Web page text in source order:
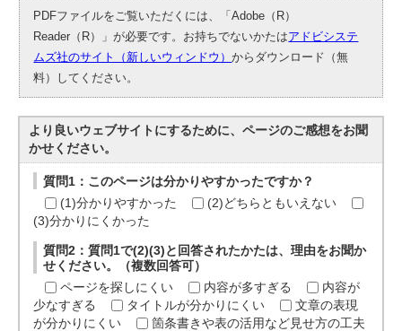
PDFファイルをご覧いただくには、「Adobe（R）
Reader（R）」が必要です。お持ちでないかたはアドビシステ
ムズ社のサイト（新しいウィンドウ）からダウンロード（無
料）してください。
より良いウェブサイトにするために、ページのご感想をお聞
かせください。
質問1：このページは分かりやすかったですか？
(1)分かりやすかった
(2)どちらともいえない
(3)分かりにくかった
質問2：質問1で(2)(3)と回答されたかたは、理由をお聞か
せください。（複数回答可）
ページを探しにくい
内容が多すぎる
内容が
少なすぎる
タイトルが分かりにくい
文章の表現
が分かりにくい
箇条書きや表の活用など見せ方の工夫